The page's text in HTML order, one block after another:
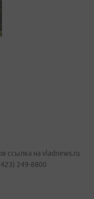
ссылка на vladnews.ru
249-8800